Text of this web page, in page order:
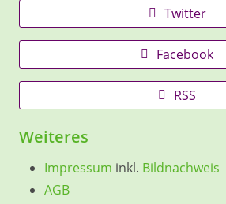
Twitter
Facebook
RSS
Weiteres
Impressum inkl. Bildnachweis
AGB